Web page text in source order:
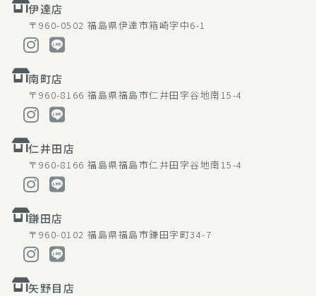
伊達店
〒960-0502 福島県伊達市箱崎字中6-1
南町店
〒960-8166 福島県福島市仁井田字谷地南15-4
仁井田店
〒960-8166 福島県福島市仁井田字谷地南15-4
鎌田店
〒960-0102 福島県福島市鎌田字町34-7
矢野目店